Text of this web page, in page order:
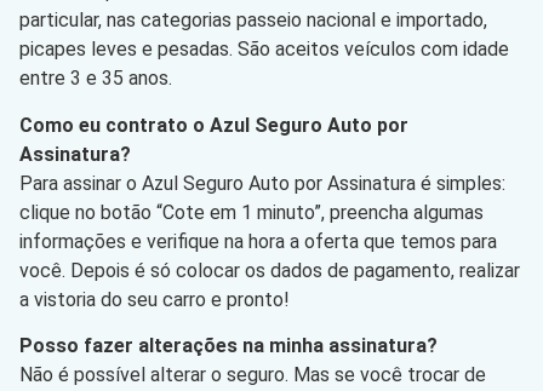
particular, nas categorias passeio nacional e importado,
picapes leves e pesadas. São aceitos veículos com idade
entre 3 e 35 anos.
Como eu contrato o Azul Seguro Auto por
Assinatura?
Para assinar o Azul Seguro Auto por Assinatura é simples:
clique no botão “Cote em 1 minuto”, preencha algumas
informações e verifique na hora a oferta que temos para
você. Depois é só colocar os dados de pagamento, realizar
a vistoria do seu carro e pronto!
Posso fazer alterações na minha assinatura?
Não é possível alterar o seguro. Mas se você trocar de